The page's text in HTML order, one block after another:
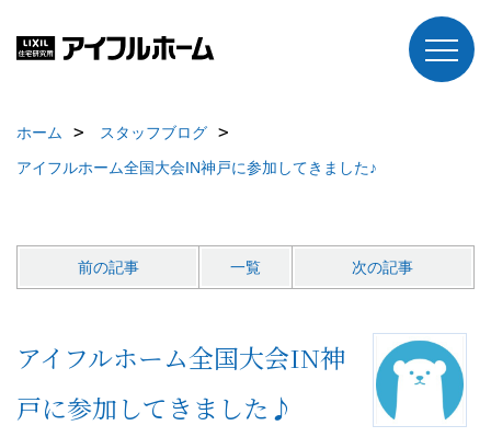
ホーム
スタッフブログ
アイフルホーム全国大会IN神戸に参加してきました♪
前の記事 一覧 次の記事
アイフルホーム全国大会IN神
戸に参加してきました♪